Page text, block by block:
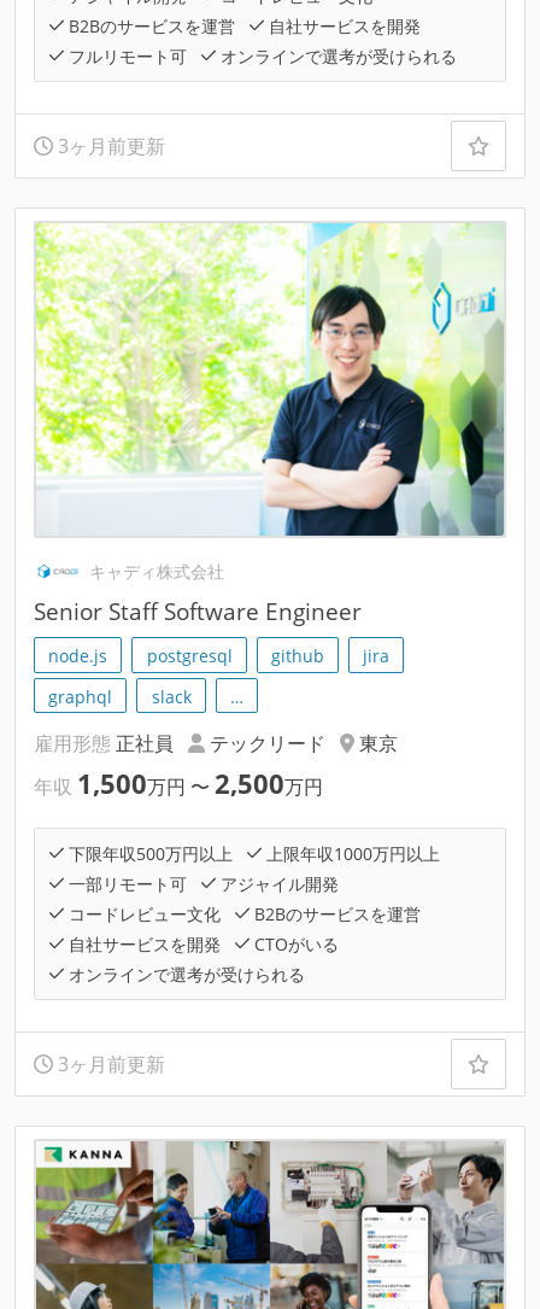
B2Bのサービスを運営
自社サービスを開発
フルリモート可
オンラインで選考が受けられる
3ヶ月前更新
キャディ株式会社
Senior Staff Software Engineer
node.js postgresql github
jira
graphql
slack …
雇用形態 正社員 テックリード
東京
年収 1,500万円 〜 2,500万円
下限年収500万円以上
上限年収1000万円以上
一部リモート可
アジャイル開発
コードレビュー文化
B2Bのサービスを運営
自社サービスを開発
CTOがいる
オンラインで選考が受けられる
3ヶ月前更新